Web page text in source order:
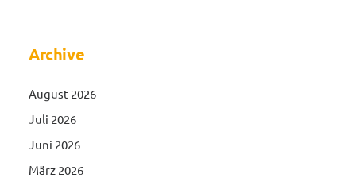
Archive
August 2026
Juli 2026
Juni 2026
März 2026